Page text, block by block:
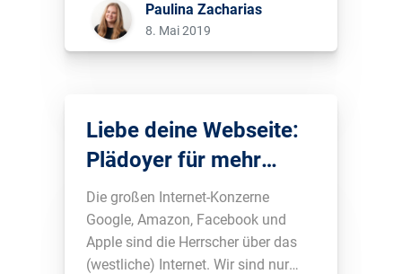
Paulina Zacharias
8. Mai 2019
Liebe deine Webseite:
Plädoyer für mehr
Unabhängigkeit
Die großen Internet-Konzerne
Google, Amazon, Facebook und
Apple sind die Herrscher über das
(westliche) Internet. Wir sind nur